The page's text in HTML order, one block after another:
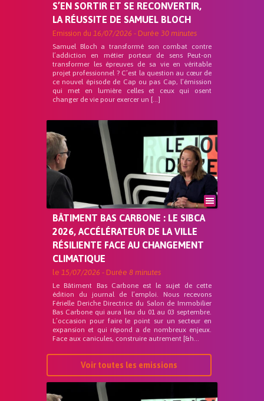
S’EN SORTIR ET SE RECONVERTIR,
LA RÉUSSITE DE SAMUEL BLOCH
Emission du 16/07/2026 - Durée 30 minutes
Samuel Bloch a transformé son combat contre
l’addiction en métier porteur de sens Peut-on
transformer les épreuves de sa vie en véritable
projet professionnel ? C’est la question au cœur de
ce nouvel épisode de Cap ou pas Cap, l’émission
qui met en lumière celles et ceux qui osent
changer de vie pour exercer un […]
BÂTIMENT BAS CARBONE : LE SIBCA
2026, ACCÉLÉRATEUR DE LA VILLE
RÉSILIENTE FACE AU CHANGEMENT
CLIMATIQUE
le 15/07/2026 - Durée 8 minutes
Le Bâtiment Bas Carbone est le sujet de cette
édition du journal de l’emploi. Nous recevons
Férielle Deriche Directrice du Salon de Immobilier
Bas Carbone qui aura lieu du 01 au 03 septembre.
L’occasion pour faire le point sur un secteur en
expansion et qui répond a de nombreux enjeux.
Face aux canicules, construire autrement [&h...
Voir toutes les emissions